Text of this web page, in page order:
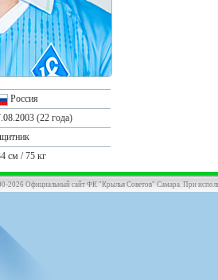
2
Россия
(22 года)
см / 75 кг
2026 Официальный сайт ФК "Крылья Советов" Самара. При